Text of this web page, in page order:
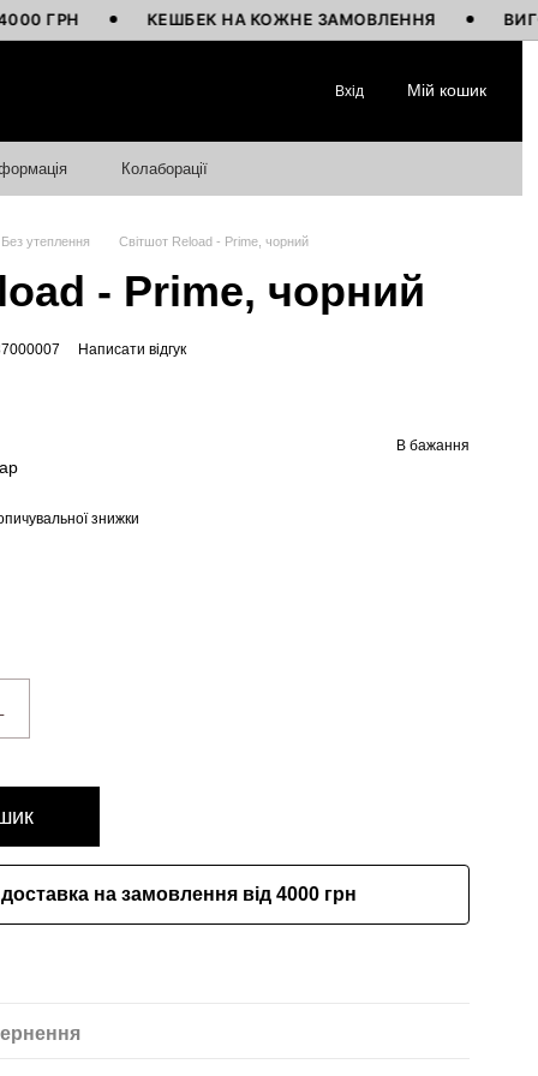
ГРН КЕШБЕК НА КОЖНЕ ЗАМОВЛЕННЯ
Вхід Мій кошик
Колаборації
Без утеплення Світшот Reload - Prime, чорний
- Prime, чорний
Написати відгук
В бажання
знижки
на замовлення від 4000 грн